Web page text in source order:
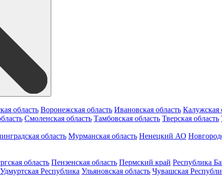
область Воронежская область Ивановская область Калужская
Смоленская область Тамбовская область Тверская область
область Мурманская область Ненецкий АО
область Пензенская область Пермский край Республика
Удмуртская Республика Ульяновская область Чувашская